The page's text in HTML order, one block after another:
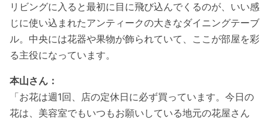
リビングに入ると最初に目に飛び込んでくるのが、いい感
じに使い込まれたアンティークの大きなダイニングテーブ
ル。中央には花器や果物が飾られていて、ここが部屋を彩
る主役になっています。
本山さん：
「お花は週1回、店の定休日に必ず買っています。今日の
花は、美容室でもいつもお願いしている地元の花屋さん